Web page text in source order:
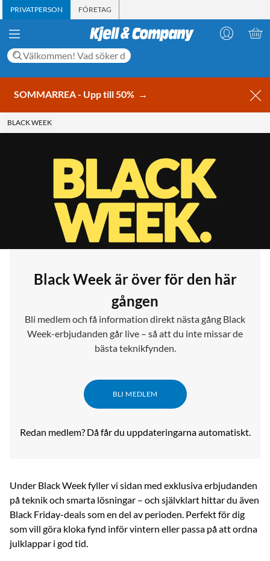
PRIVATPERSON FÖRETAG
SOMMARREA - Upp till 50% →
BLACK WEEK
Black Week är över för den här
gången
Bli medlem och få information direkt nästa gång Black
Week-erbjudanden går live – så att du inte missar de
bästa teknikfynden.
BLI MEDLEM
Redan medlem? Då får du uppdateringarna automatiskt.
Under Black Week fyller vi sidan med exklusiva erbjudanden
på teknik och smarta lösningar – och självklart hittar du även
Black Friday-deals som en del av perioden. Perfekt för dig
som vill göra kloka fynd inför vintern eller passa på att ordna
julklappar i god tid.